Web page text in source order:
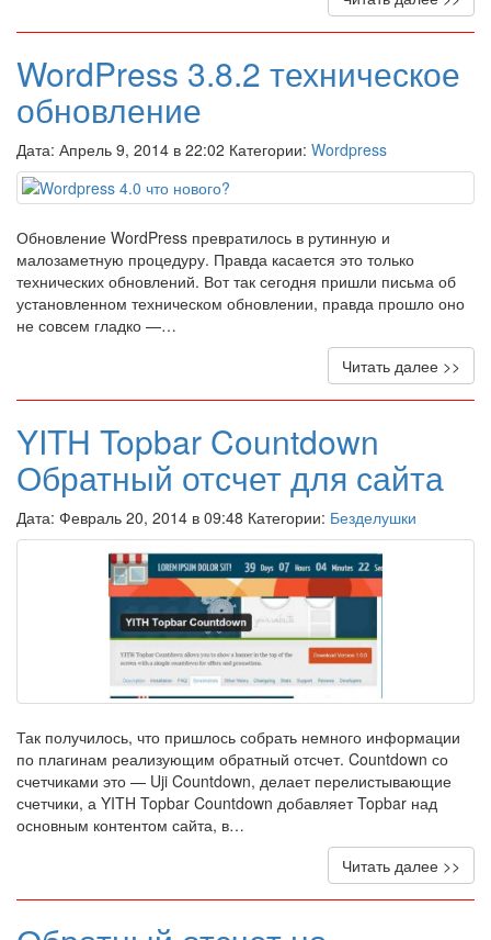
WordPress 3.8.2 техническое
обновление
Дата: Апрель 9, 2014 в 22:02 Категории: Wordpress
Обновление WordPress превратилось в рутинную и
малозаметную процедуру. Правда касается это только
технических обновлений. Вот так сегодня пришли письма об
установленном техническом обновлении, правда прошло оно
не совсем гладко —…
Читать далее >>
YITH Topbar Countdown
Обратный отсчет для сайта
Дата: Февраль 20, 2014 в 09:48 Категории: Безделушки
Так получилось, что пришлось собрать немного информации
по плагинам реализующим обратный отсчет. Countdown со
счетчиками это — Uji Countdown, делает перелистывающие
счетчики, а YITH Topbar Countdown добавляет Topbar над
основным контентом сайта, в…
Читать далее >>